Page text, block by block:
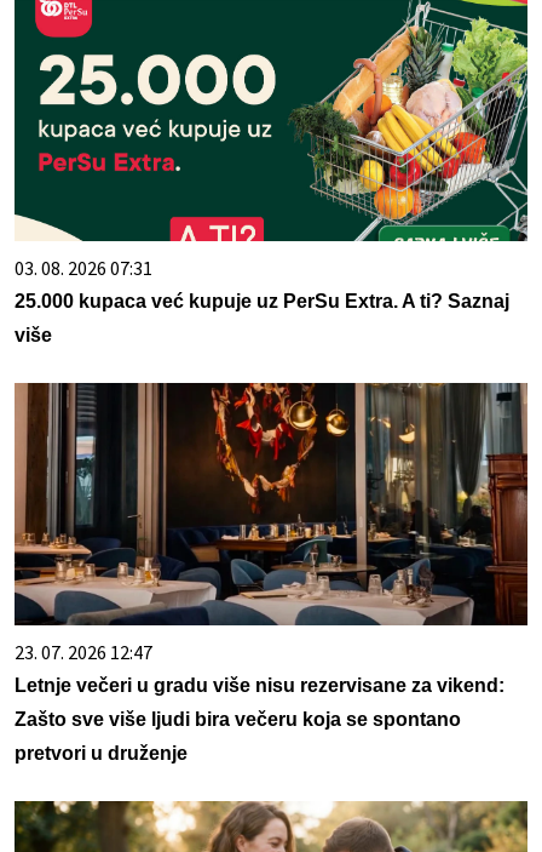
03. 08. 2026 07:31
25.000 kupaca već kupuje uz PerSu Extra. A ti? Saznaj
više
23. 07. 2026 12:47
Letnje večeri u gradu više nisu rezervisane za vikend:
Zašto sve više ljudi bira večeru koja se spontano
pretvori u druženje